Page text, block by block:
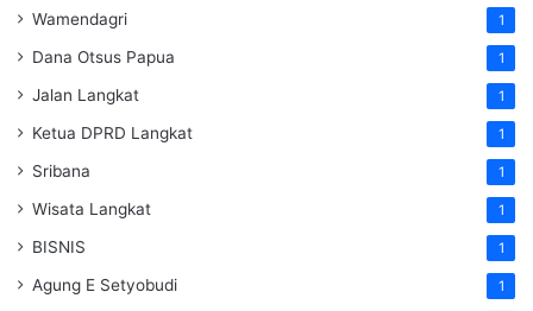
Wamendagri 1
Dana Otsus Papua 1
Jalan Langkat 1
Ketua DPRD Langkat 1
Sribana 1
Wisata Langkat 1
BISNIS 1
Agung E Setyobudi 1